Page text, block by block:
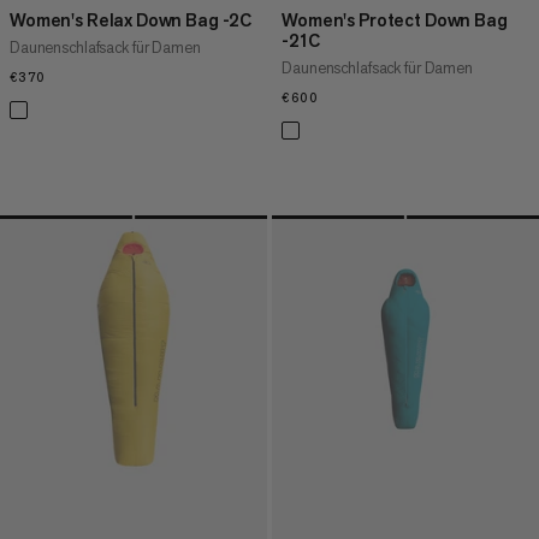
Women's Relax Down Bag -2C
Daunenschlafsack für Damen
€370
Women's Protect Down Bag
-21C
Daunenschlafsack für Damen
€600